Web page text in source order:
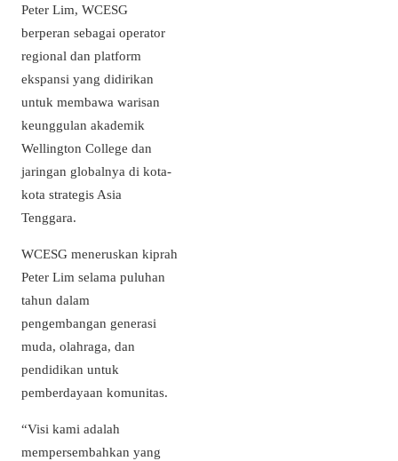
Peter Lim, WCESG
berperan sebagai operator
regional dan platform
ekspansi yang didirikan
untuk membawa warisan
keunggulan akademik
Wellington College dan
jaringan globalnya di kota-
kota strategis Asia
Tenggara.
WCESG meneruskan kiprah
Peter Lim selama puluhan
tahun dalam
pengembangan generasi
muda, olahraga, dan
pendidikan untuk
pemberdayaan komunitas.
“Visi kami adalah
mempersembahkan yang